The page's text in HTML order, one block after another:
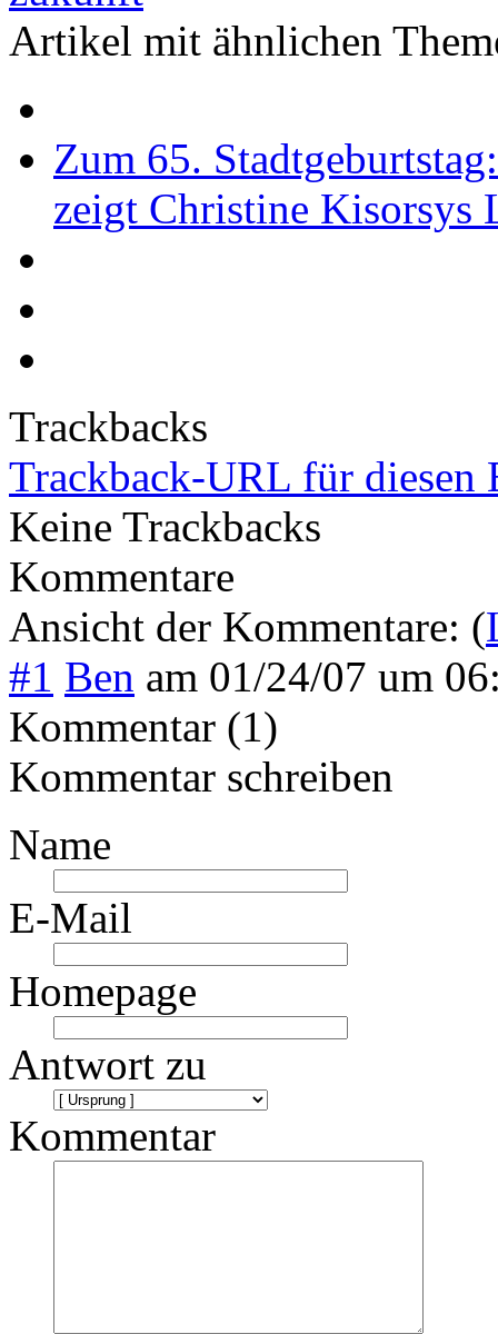
Artikel mit ähnlichen
Zum 65.
zeigt Christine Kisorsys
Trackbacks
Trackback-URL für diesen
Keine Trackbacks
Kommentare
Ansicht der Kommentare: (
#1 Ben am 01/24/07 um
Kommentar (1)
Kommentar schreiben
Name
E-Mail
Homepage
Antwort zu
Kommentar